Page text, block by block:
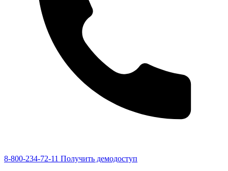
8-800-234-72-11 Получить демодоступ